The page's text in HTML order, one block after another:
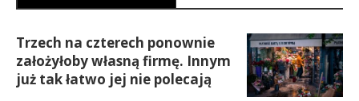
Trzech na czterech ponownie
założyłoby własną firmę. Innym
już tak łatwo jej nie polecają